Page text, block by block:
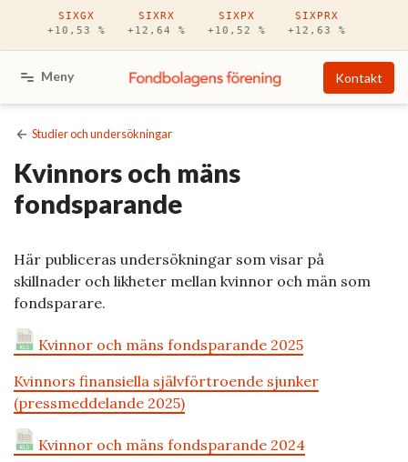
Hoppa till huvudinnehåll
SIXGX
+10,53 %
SIXRX
+12,64 %
SIXPX
+10,52 %
SIXPRX
+12,63 %
Meny Kontakt
Studier och undersökningar
Kvinnors och mäns
fondsparande
Här publiceras undersökningar som visar på
skillnader och likheter mellan kvinnor och män som
fondsparare.
Kvinnor och mäns fondsparande 2025
Kvinnors finansiella självförtroende sjunker
(pressmeddelande 2025)
Kvinnor och mäns fondsparande 2024